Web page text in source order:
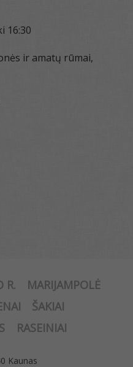
16:30
ir amatų rūmai,
R.
MARIJAMPOLĖ
ŠAKIAI
RASEINIAI
Kaunas